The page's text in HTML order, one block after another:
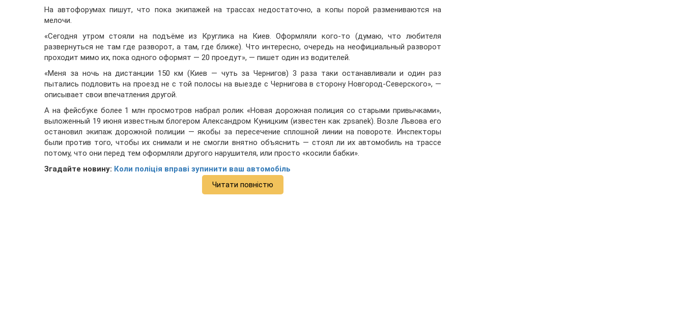
На автофорумах пишут, что пока экипажей на трассах недостаточно, а копы порой размениваются на
мелочи.
«Сегодня утром стояли на подъёме из Круглика на Киев. Оформляли кого-то (думаю, что любителя
развернуться не там где разворот, а там, где ближе). Что интересно, очередь на неофициальный разворот
проходит мимо их, пока одного оформят — 20 проедут», — пишет один из водителей.
«Меня за ночь на дистанции 150 км (Киев — чуть за Чернигов) 3 раза таки останавливали и один раз
пытались подловить на проезд не с той полосы на выезде с Чернигова в сторону Новгород-Северского», —
описывает свои впечатления другой.
А на фейсбуке более 1 млн просмотров набрал ролик «Новая дорожная полиция со старыми привычками»,
выложенный 19 июня известным блогером Александром Куницким (известен как zpsanek). Возле Львова его
остановил экипаж дорожной полиции — якобы за пересечение сплошной линии на повороте. Инспекторы
были против того, чтобы их снимали и не смогли внятно объяснить — стоял ли их автомобиль на трассе
потому, что они перед тем оформляли другого нарушителя, или просто «косили бабки».
Згадайте новину: Коли поліція вправі зупинити ваш автомобіль
Читати повністю